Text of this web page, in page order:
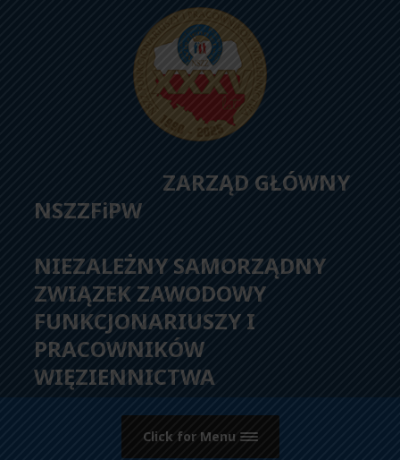
ZARZĄD GŁÓWNY
NSZZFiPW
NIEZALEŻNY SAMORZĄDNY
ZWIĄZEK ZAWODOWY
FUNKCJONARIUSZY I
PRACOWNIKÓW
WIĘZIENNICTWA
Click for Menu